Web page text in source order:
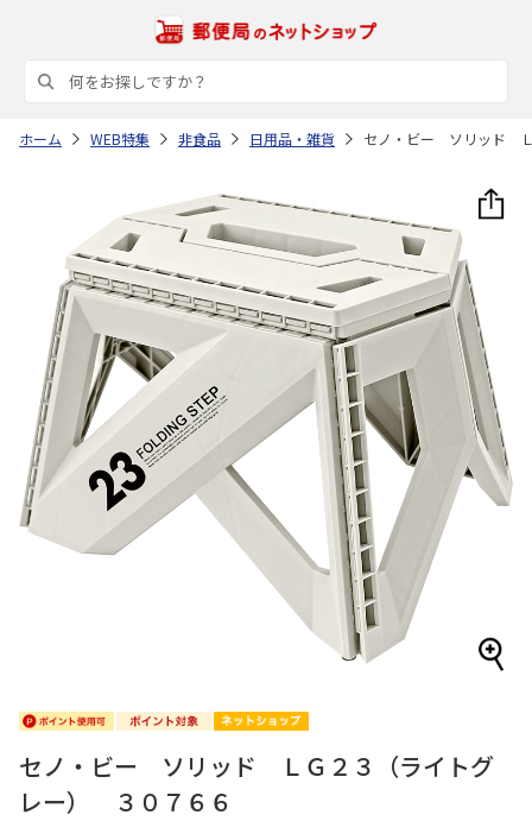
ホーム WEB特集 非食品 日用品・雑貨 セノ・ビー ソリッド
セノ・ビー ソリッド ＬＧ２３（ライトグ
レー） ３０７６６